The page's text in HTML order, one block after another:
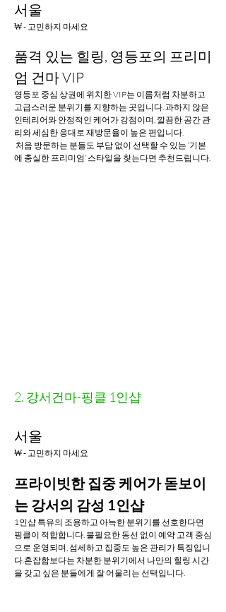
서울
₩ - 고민하지 마세요
품격 있는 힐링, 영등포의 프리미
엄 건마 VIP
영등포 중심 상권에 위치한 VIP는 이름처럼 차분하고
고급스러운 분위기를 지향하는 곳입니다. 과하지 않은
인테리어와 안정적인 케어가 강점이며, 깔끔한 공간 관
리와 세심한 응대로 재방문율이 높은 편입니다.
에 충실한 프리미엄’ 스타일을 찾는다면 추천드립니다.
2. 강서건마-핑클 1인샵
서울
₩ - 고민하지 마세요
프라이빗한 집중 케어가 돋보이
는 강서의 감성 1인샵
1인샵 특유의 조용하고 아늑한 분위기를 선호한다면
핑클이 적합합니다. 불필요한 동선 없이 예약 고객 중심
으로 운영되며, 섬세하고 집중도 높은 관리가 특징입니
다.혼잡함보다는 차분한 분위기에서 나만의 힐링 시간
을 갖고 싶은 분들에게 잘 어울리는 선택입니다.